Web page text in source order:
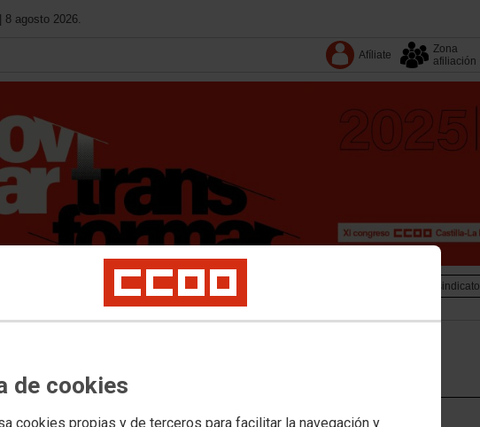
de cookies
cookies propias y de terceros para facilitar la navegación y
| 8 agosto 2026.
Afíliate
Zona
afiliación
Tu sindicato